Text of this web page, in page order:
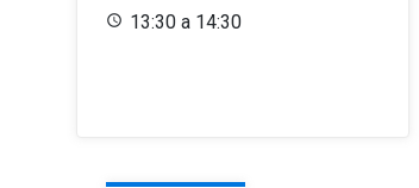
13:30 a 14:30